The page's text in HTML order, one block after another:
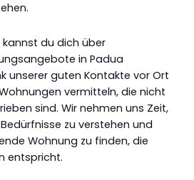
du dich über
in Padua
unserer guten Kontakte vor Ort
vermitteln, die nicht
sind. Wir nehmen uns Zeit,
zu verstehen und
Wohnung zu finden, die
entspricht.